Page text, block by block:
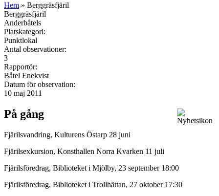
Hem » Berggräsfjäril
Berggräsfjäril
Anderbåtels
Platskategori:
Punktlokal
Antal observationer:
3
Rapportör:
Båtel Enekvist
Datum för observation:
10 maj 2011
På gång
Fjärilsvandring, Kulturens Östarp 28 juni
Fjärilsexkursion, Konsthallen Norra Kvarken 11 juli
Fjärilsföredrag, Biblioteket i Mjölby, 23 september 18:00
Fjärilsföredrag, Biblioteket i Trollhättan, 27 oktober 17:30